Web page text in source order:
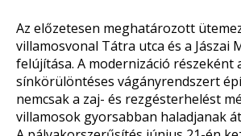
Az előzetesen meghatározott
villamosvonal Tátra utca és a Jászai
felújítása. A modernizáció részeként
sínkörülöntéses vágányrendszert
nemcsak a zaj- és rezgésterhelést
villamosok gyorsabban haladjanak